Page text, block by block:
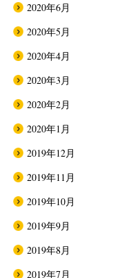
2020年6月
2020年5月
2020年4月
2020年3月
2020年2月
2020年1月
2019年12月
2019年11月
2019年10月
2019年9月
2019年8月
2019年7月